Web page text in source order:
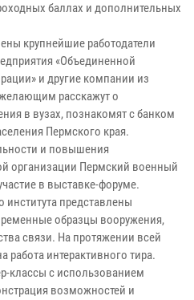
баллах и дополнительных
крупнейшие работодатели
«Объединенной
и другие компании из
расскажут о
в вузах, познакомят с банком
Пермского края.
и повышения
организации Пермский военный
в выставке-форуме.
института представлены
образцы вооружения,
связи. На протяжении всей
работа интерактивного тира.
классы с использованием
возможностей и